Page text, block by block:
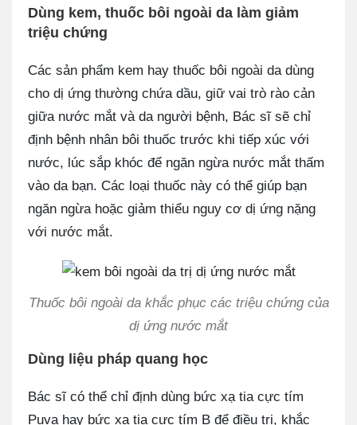
Dùng kem, thuốc bôi ngoài da làm giảm
triệu chứng
Các sản phẩm kem hay thuốc bôi ngoài da dùng
cho dị ứng thường chứa dầu, giữ vai trò rào cản
giữa nước mắt và da người bệnh, Bác sĩ sẽ chỉ
định bệnh nhân bôi thuốc trước khi tiếp xúc với
nước, lúc sắp khóc để ngăn ngừa nước mắt thấm
vào da bạn. Các loại thuốc này có thể giúp bạn
ngăn ngừa hoặc giảm thiểu nguy cơ dị ứng nặng
với nước mắt.
Thuốc bôi ngoài da khắc phục các triệu chứng của
dị ứng nước mắt
Dùng liệu pháp quang học
Bác sĩ có thể chỉ định dùng bức xạ tia cực tím
Puva hay bức xạ tia cực tím B để điều trị, khắc